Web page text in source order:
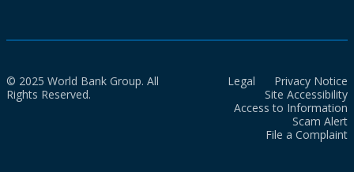
© 2025 World Bank Group. All
Rights Reserved.
Legal
Privacy Notice
Site Accessibility
Access to Information
Scam Alert
File a Complaint